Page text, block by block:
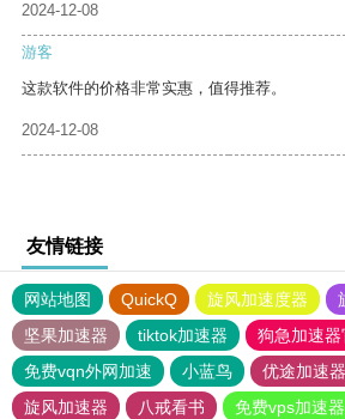
2024-12-08
游客
这款软件的价格非常实惠，值得推荐。
2024-12-08
友情链接
网站地图 QuickQ 旋风加速度器
坚果加速器
tiktok加速器
狗急加速器
免费vqn外网加速
小蓝鸟 优途加速
旋风加速器
八戒看书
免费vps加速